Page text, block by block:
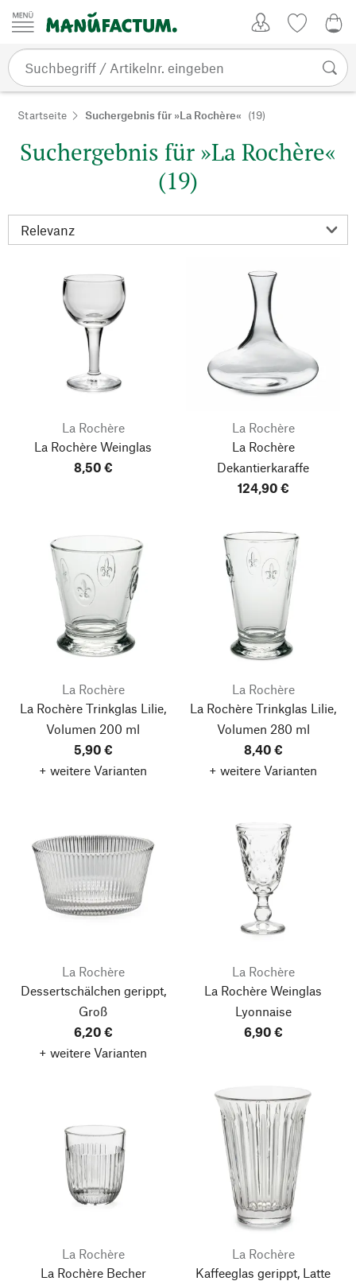
Zum Inhalt springen
Startseite Suchergebnis für »La Rochère« (19)
Suchergebnis für »La Rochère«
(19)
La Rochère
La Rochère Weinglas
8,50 €
La Rochère
La Rochère
Dekantierkaraffe
124,90 €
La Rochère
La Rochère Trinkglas Lilie,
Volumen 200 ml
5,90 €
+ weitere Varianten
La Rochère
La Rochère Trinkglas Lilie,
Volumen 280 ml
8,40 €
+ weitere Varianten
La Rochère
Dessertschälchen gerippt,
Groß
6,20 €
+ weitere Varianten
La Rochère
La Rochère Weinglas
Lyonnaise
6,90 €
La Rochère
La Rochère Becher
La Rochère
Kaffeeglas gerippt, Latte